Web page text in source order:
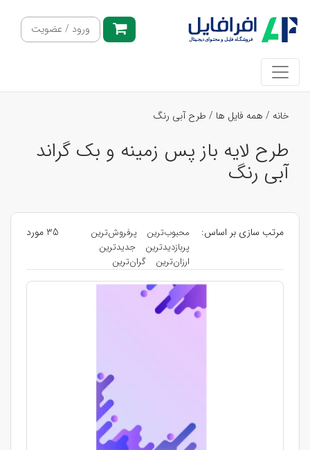
ورود / عضویت
خانه / همه فایل ها / طرح آبی رنگ
طرح لایه باز پس زمینه و بک گراند
آبی رنگ
مرتب سازی بر اساس: محبوب‌ترین
پرفروش‌ترین
پربازدیدترین
جدیدترین
ارزان‌ترین
گران‌ترین
35 مورد